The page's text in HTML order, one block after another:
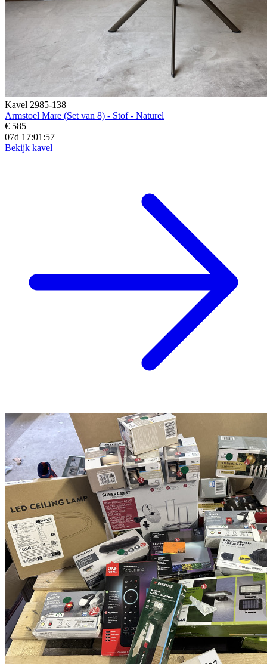
Kavel 2985-138
Armstoel Mare (Set van 8) - Stof - Naturel
€ 585
07d 17:01:56
Bekijk kavel